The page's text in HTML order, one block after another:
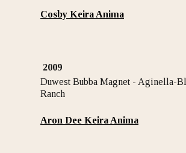
Cosby Keira Anima
2009
Duwest Bubba Magnet - Aginella-
Ranch
Aron Dee Keira Anima